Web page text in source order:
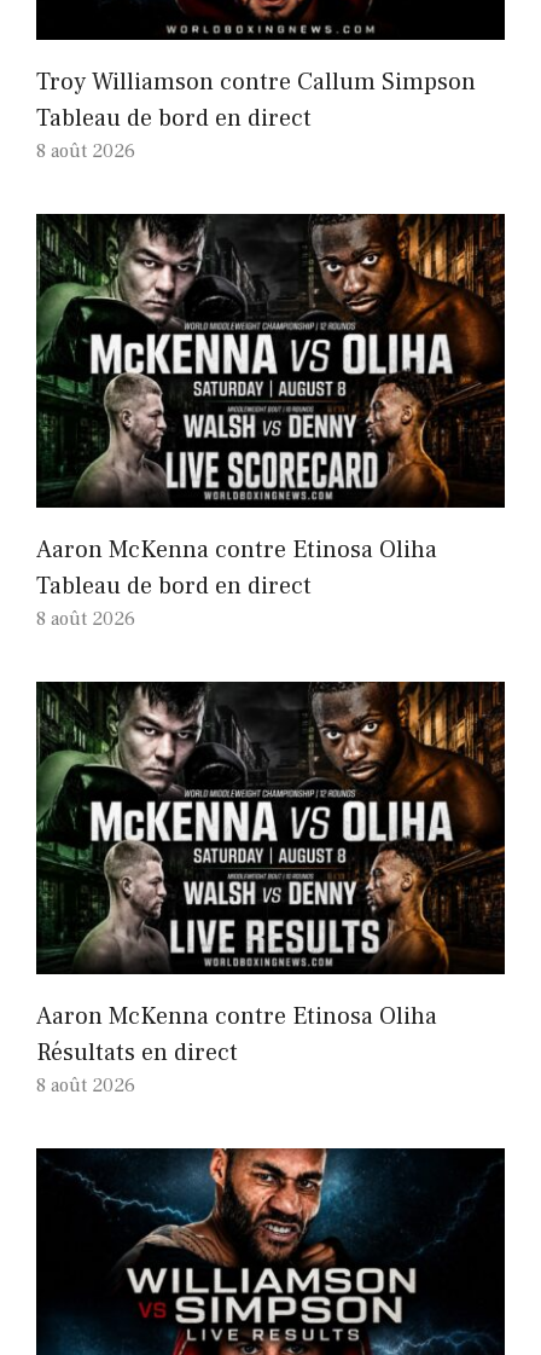
Troy Williamson contre Callum Simpson
Tableau de bord en direct
8 août 2026
Aaron McKenna contre Etinosa Oliha
Tableau de bord en direct
8 août 2026
Aaron McKenna contre Etinosa Oliha
Résultats en direct
8 août 2026